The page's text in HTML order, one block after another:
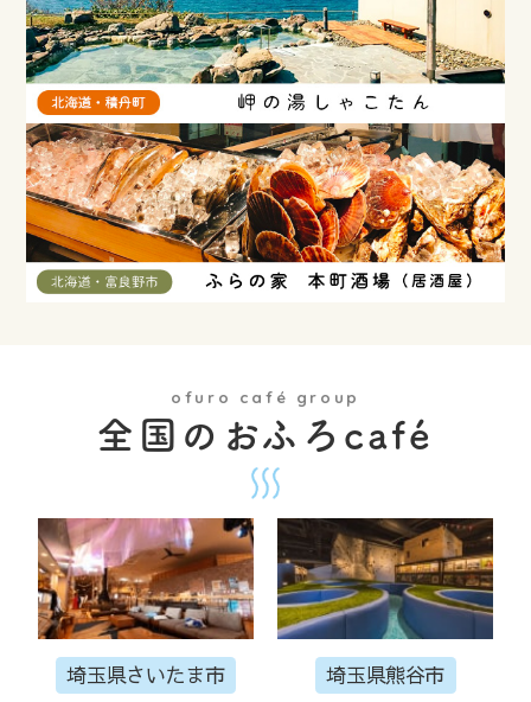
ofuro café group
全国のおふろcafé
埼玉県さいたま市
埼玉県熊谷市